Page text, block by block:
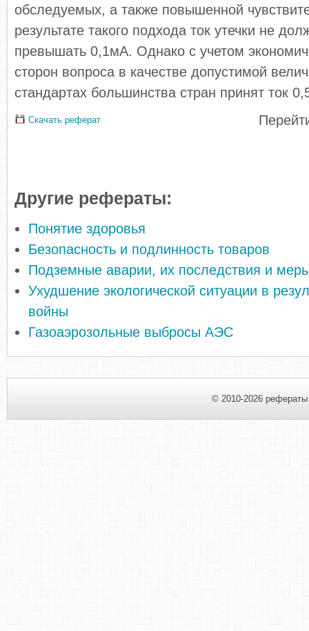
обследуемых, а также повышенной
результате такого подхода ток утечки не
превышать 0,1мА. Однако с учетом
сторон вопроса в качестве допустимой
стандартах большинства стран принят ток
Скачать реферат
Другие рефераты:
Понятие здоровья
Безопасность и подлинность товаров
Подземные аварии, их последствия и
Ухудшение экологической ситуации в
войны
Газоаэрозольные выбросы АЭС
© 2010-2026 рефераты